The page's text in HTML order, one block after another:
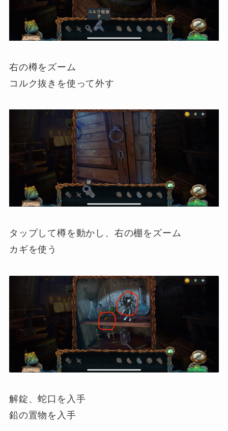
右の樽をズーム
コルク抜きを使って外す
タップして樽を動かし、右の棚をズーム
カギを使う
解錠、蛇口を入手
鉛の置物を入手